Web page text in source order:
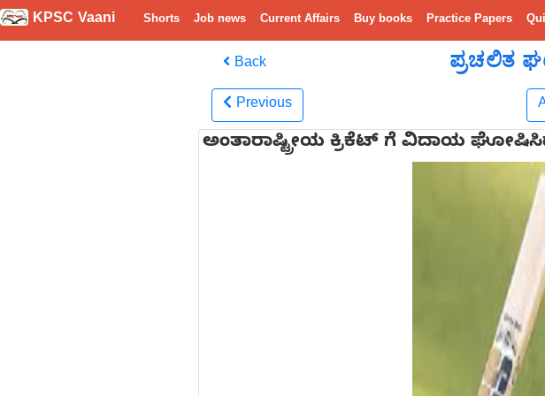
KPSC Vaani Shorts Job news Current Affairs Buy books Practice Papers
Back ಪ್ರಚಲಿತ
Previous
ಅಂತಾರಾಷ್ಟ್ರೀಯ ಕ್ರಿಕೆಟ್ ಗೆ ವಿದಾಯ